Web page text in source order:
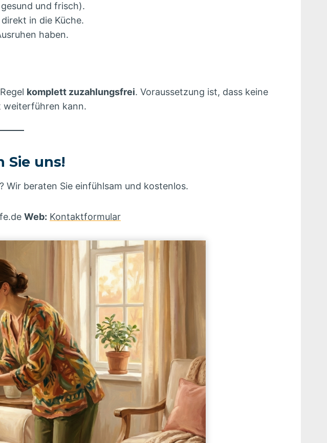
und frisch).
in die Küche.
haben.
komplett zuzahlungsfrei. Voraussetzung ist, dass keine
weiterführen kann.
Sie uns!
Wir beraten Sie einfühlsam und kostenlos.
Web: Kontaktformular